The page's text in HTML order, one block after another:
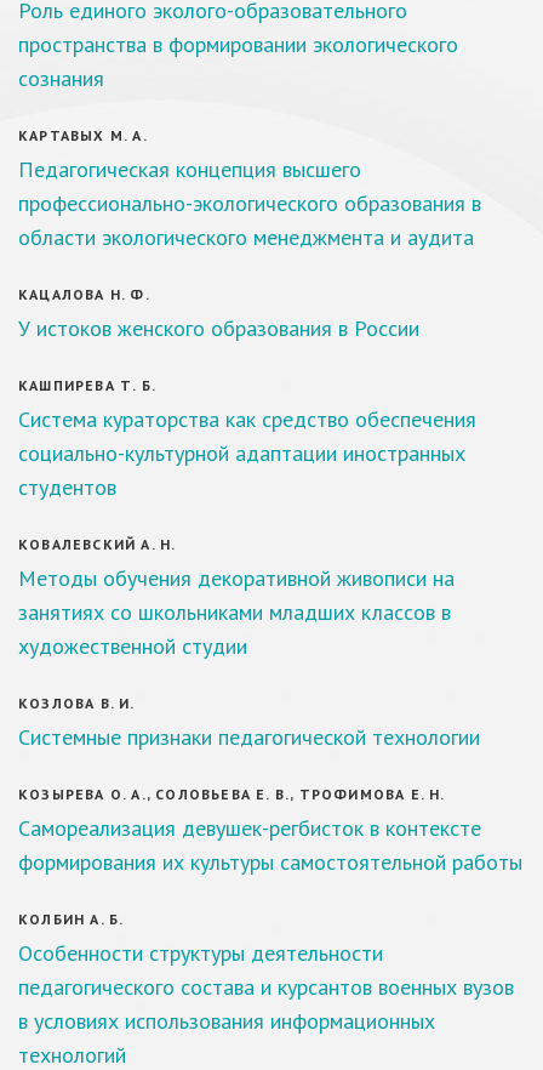
Роль единого эколого-образовательного
пространства в формировании экологического
сознания
КАРТАВЫХ М. А.
Педагогическая концепция высшего
профессионально-экологического образования в
области экологического менеджмента и аудита
КАЦАЛОВА Н. Ф.
У истоков женского образования в России
КАШПИРЕВА Т. Б.
Система кураторства как средство обеспечения
социально-культурной адаптации иностранных
студентов
КОВАЛЕВСКИЙ А. Н.
Методы обучения декоративной живописи на
занятиях со школьниками младших классов в
художественной студии
КОЗЛОВА В. И.
Системные признаки педагогической технологии
КОЗЫРЕВА О. А., СОЛОВЬЕВА Е. В., ТРОФИМОВА Е. Н.
Самореализация девушек-регбисток в контексте
формирования их культуры самостоятельной работы
КОЛБИН А. Б.
Особенности структуры деятельности
педагогического состава и курсантов военных вузов
в условиях использования информационных
технологий